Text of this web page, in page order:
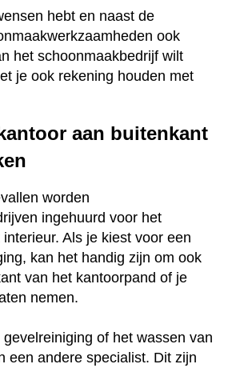
hebt en naast de
ook
het schoonmaakbedrijf wilt
je ook rekening houden met
aan buitenkant
worden
ingehuurd voor het
Als je kiest voor een
kan het handig zijn om ook
van het kantoorpand of je
nemen.
of het wassen van
een andere specialist. Dit zijn